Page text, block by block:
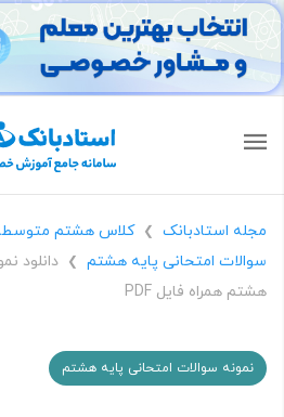
مجله استادبانک ❯ کلاس هشتم متوسطه
سوالات امتحانی پایه هشتم
❯
دانلود
هشتم همراه فایل PDF
نمونه سوالات امتحانی پایه هشتم